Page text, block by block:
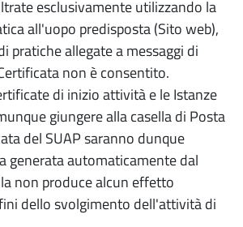
esclusivamente utilizzando la
all'uopo predisposta (Sito web),
pratiche allegate a messaggi di
non è consentito.
di inizio attività e le Istanze
giungere alla casella di Posta
del SUAP saranno dunque
generata automaticamente dal
non produce alcun effetto
dello svolgimento dell'attività di